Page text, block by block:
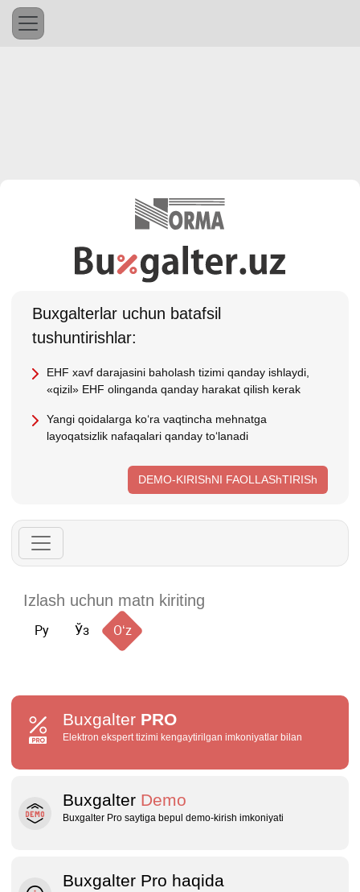
Buхgalterlar uchun batafsil
tushuntirishlar:
EHF хavf darajasini baholash tizimi qanday ishlaydi,
«qizil» EHF olinganda qanday harakat qilish kerak
Yangi qoidalarga koʻra vaqtincha mehnatga
layoqatsizlik nafaqalari qanday toʻlanadi
DEMO-KIRIShNI FAOLLAShTIRISh
Ру Ўз Oʻz
Buxgalter PRO
Elektron ekspert tizimi kengaytirilgan imkoniyatlar bilan
Buxgalter Demo
Buxgalter Pro saytiga bepul demo‑kirish imkoniyati
Buxgalter Pro haqida